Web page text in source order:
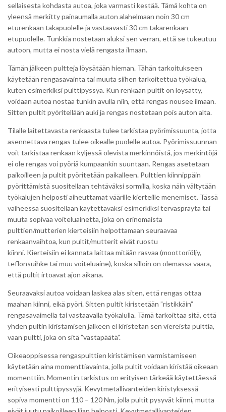
sellaisesta kohdasta autoa, joka varmasti kestää. Tämä kohta on
yleensä merkitty painaumalla auton alahelmaan noin 30 cm
eturenkaan takapuolelle ja vastaavasti 30 cm takarenkaan
etupuolelle. Tunkkia nostetaan aluksi sen verran, että se tukeutuu
autoon, mutta ei nosta vielä rengasta ilmaan.
Tämän jälkeen pultteja löysätään hieman. Tähän tarkoitukseen
käytetään rengasavainta tai muuta siihen tarkoitettua työkalua,
kuten esimerkiksi pulttipyssyä. Kun renkaan pultit on löysätty,
voidaan autoa nostaa tunkin avulla niin, että rengas nousee ilmaan.
Sitten pultit pyöritellään auki ja rengas nostetaan pois auton alta.
Tilalle laitettavasta renkaasta tulee tarkistaa pyörimissuunta, jotta
asennettava rengas tulee oikealle puolelle autoa. Pyörimissuunnan
voit tarkistaa renkaan kyljessä olevista merkinnöistä, jos merkintöjä
ei ole rengas voi pyöriä kumpaankin suuntaan. Rengas asetetaan
paikoilleen ja pultit pyöritetään paikalleen. Pulttien kiinnippäin
pyörittämistä suositellaan tehtäväksi sormilla, koska näin vältytään
työkalujen helposti aiheuttamat väärille kierteille menemiset. Tässä
vaiheessa suositellaan käytettäväksi esimerkiksi tervasprayta tai
muuta sopivaa voiteluainetta, joka on erinomaista
pulttien/mutterien kierteisiin helpottamaan seuraavaa
renkaanvaihtoa, kun pultit/mutterit eivät ruostu
kiinni. Kierteisiin ei kannata laittaa mitään rasvaa (moottoriöljy,
teflonsuihke tai muu voiteluaine), koska silloin on olemassa vaara,
että pultit irtoavat ajon aikana.
Seuraavaksi autoa voidaan laskea alas siten, että rengas ottaa
maahan kiinni, eikä pyöri. Sitten pultit kiristetään ”ristikkäin”
rengasavaimella tai vastaavalla työkalulla. Tämä tarkoittaa sitä, että
yhden pultin kiristämisen jälkeen ei kiristetän sen viereistä pulttia,
vaan pultti, joka on sitä ”vastapäätä”.
Oikeaoppisessa rengaspulttien kiristämisen varmistamiseen
käytetään aina momenttiavainta, jolla pultit voidaan kiristää oikeaan
momenttiin. Momentin tarkistus on erityisen tärkeää käytettäessä
erityisesti pulttipyssyjä. Kevytmetallivanteiden kiristyksessä
sopiva momentti on 110 – 120 Nm, jolla pultit pysyvät kiinni, mutta